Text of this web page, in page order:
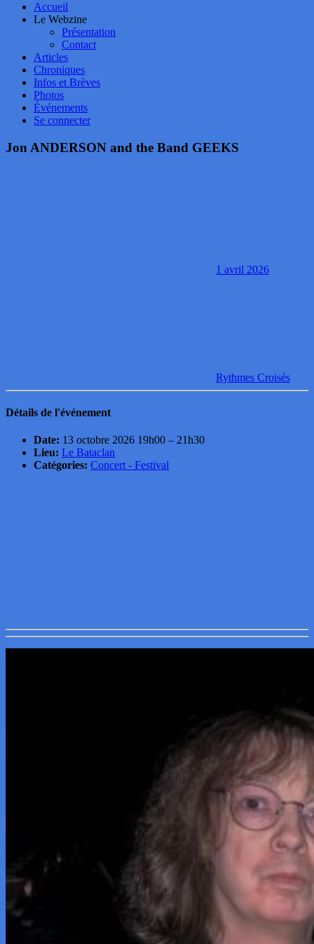
Accueil
Le Webzine
Présentation
Contact
Articles
Chroniques
Infos et Brèves
Photos
Événements
Se connecter
Jon ANDERSON and the Band GEEKS
1 avril 2026
Rythmes Croisés
Détails de l'événement
Date: 13 octobre 2026 19h00 – 21h30
Lieu: Le Bataclan
Catégories: Concert - Festival